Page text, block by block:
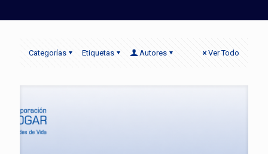
Categorías Etiquetas Autores Ver Todo